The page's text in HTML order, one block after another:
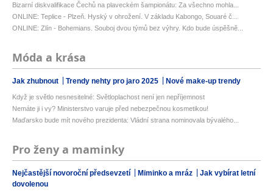
Bizarní diskvalifikace Čechů na plaveckém šampionátu: Za všechno mohla...
ONLINE: Teplice - Plzeň. Hyský v ohrožení. V základu Kabongo, Souaré č...
ONLINE: Zlín - Bohemians. Souboj dvou týmů bez výhry. Kdo bude úspěšně...
Móda a krása
Jak zhubnout Trendy nehty pro jaro 2025 Nové make-up trendy
Když je světlo nesnesitelné: Světloplachost není jen nepříjemnost
Nemáte ji i vy? Ministerstvo varuje před nebezpečnou kosmetikou!
Maďarsko bude mít nového prezidenta: Vládní strana nominovala bývalého...
Pro ženy a maminky
Nejčastější novoroční předsevzetí Miminko a mráz
Jak vybírat letní
dovolenou